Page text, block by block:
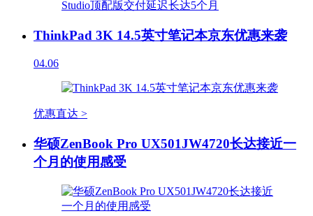
ThinkPad 3K 14.5英寸笔记本京东优惠来袭
04.06
优惠直达 >
华硕ZenBook Pro UX501JW4720长达接近一
个月的使用感受